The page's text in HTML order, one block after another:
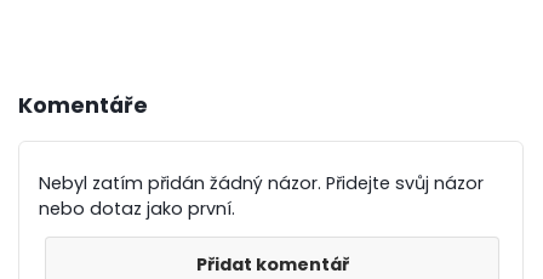
Komentáře
Nebyl zatím přidán žádný názor. Přidejte svůj názor
nebo dotaz jako první.
Přidat komentář